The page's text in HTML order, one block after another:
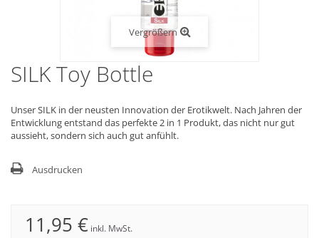
Vergrößern
SILK Toy Bottle
Unser SILK in der neusten Innovation der Erotikwelt. Nach Jahren der
Entwicklung entstand das perfekte 2 in 1 Produkt, das nicht nur gut
aussieht, sondern sich auch gut anfühlt.
Ausdrucken
11,95 € inkl. MwSt.